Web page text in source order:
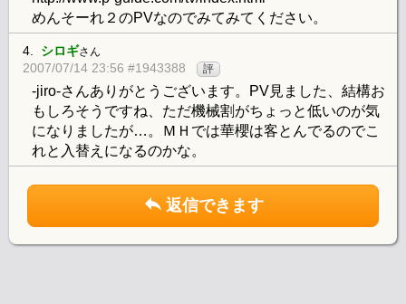
めんそーれ２のPVなのでみてみてください。
4. シロギさん
2007/07/14 23:56 #1943388 評
-jiro-さんありがとうございます。PV見ました、結構お
もしろそうですね、ただ機械割がちょっと低いのが気
になりましたが…。ＭＨでは華櫻は客とんでるのでこ
れと入替えになるのかな。
返信できます